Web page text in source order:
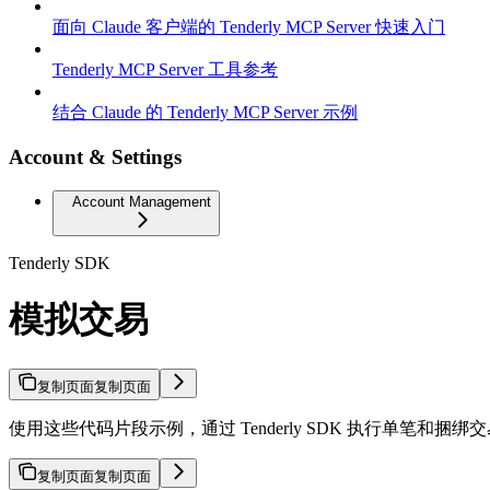
面向 Claude 客户端的 Tenderly MCP Server 快速入门
Tenderly MCP Server 工具参考
结合 Claude 的 Tenderly MCP Server 示例
Account & Settings
Account Management
Tenderly SDK
模拟交易
复制页面复制页面
使用这些代码片段示例，通过 Tenderly SDK 执行单笔和捆绑
复制页面复制页面